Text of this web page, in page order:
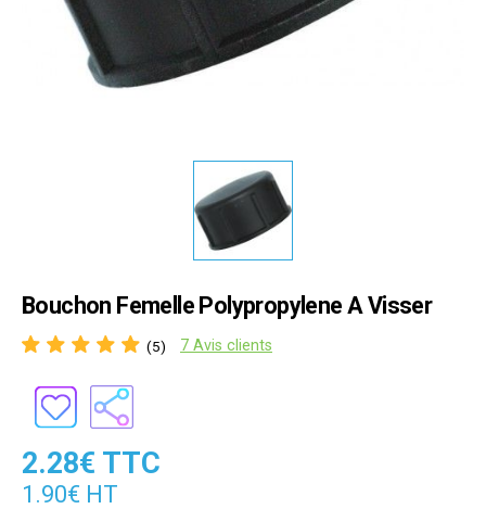
Bouchon Femelle Polypropylene A Visser
(5) 7 Avis clients
2.28€ TTC
1.90€ HT